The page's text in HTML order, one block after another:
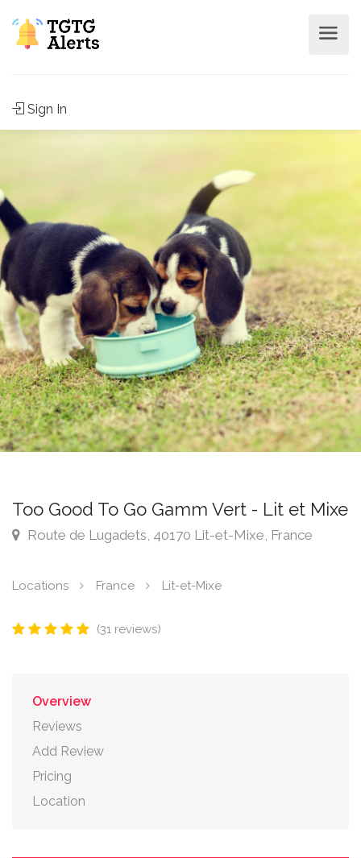
Sign In
Too Good To Go Gamm Vert - Lit et Mixe
Route de Lugadets, 40170 Lit-et-Mixe, France
Locations France Lit-et-Mixe
(31 reviews)
Overview
Reviews
Add Review
Pricing
Location